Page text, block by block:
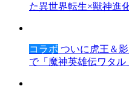
た異世界転生×獣神進
コラボ ついに虎王＆
で「魔神英雄伝ワタル